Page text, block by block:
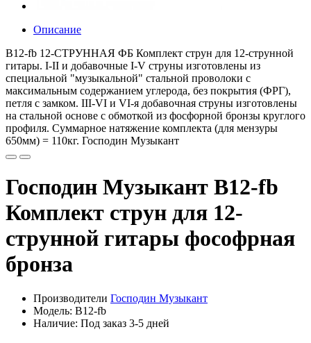
Описание
B12-fb 12-СТРУННАЯ ФБ Комплект струн для 12-струнной
гитары. I-II и добавочные I-V струны изготовлены из
специальной "музыкальной" стальной проволоки с
максимальным содержанием углерода, без покрытия (ФРГ),
петля с замком. III-VI и VI-я добавочная струны изготовлены
на стальной основе с обмоткой из фосфорной бронзы круглого
профиля. Суммарное натяжение комплекта (для мензуры
650мм) = 110кг. Господин Музыкант
Господин Музыкант B12-fb
Комплект струн для 12-
струнной гитары фософрная
бронза
Производители Господин Музыкант
Модель: B12-fb
Наличие: Под заказ 3-5 дней